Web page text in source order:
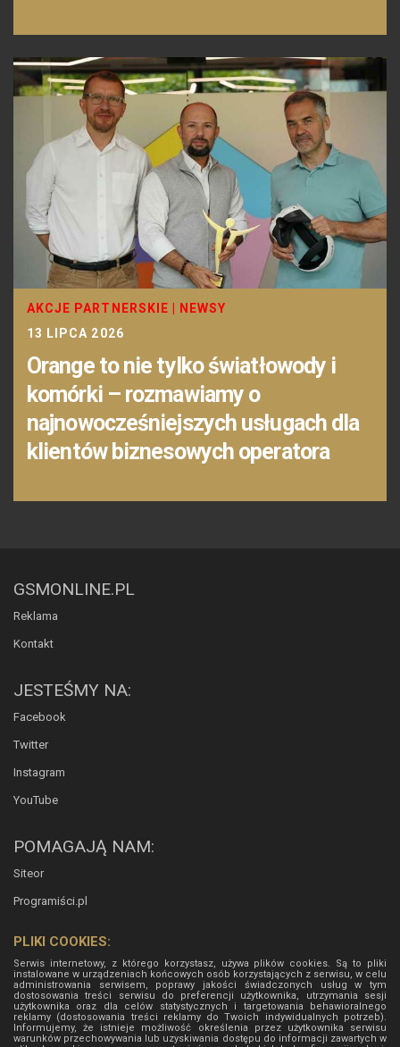
AKCJE PARTNERSKIE
NEWSY
13 LIPCA 2026
Orange to nie tylko światłowody i
komórki – rozmawiamy o
najnowocześniejszych usługach dla
klientów biznesowych operatora
GSMONLINE.PL
Reklama
Kontakt
JESTEŚMY NA:
Facebook
Twitter
Instagram
YouTube
POMAGAJĄ NAM:
Siteor
Programiści.pl
PLIKI COOKIES:
Serwis internetowy, z którego korzystasz, używa plików cookies. Są to pliki
instalowane w urządzeniach końcowych osób korzystających z serwisu, w celu
administrowania serwisem, poprawy jakości świadczonych usług w tym
dostosowania treści serwisu do preferencji użytkownika, utrzymania sesji
użytkownika oraz dla celów statystycznych i targetowania behawioralnego
reklamy (dostosowania treści reklamy do Twoich indywidualnych potrzeb).
Informujemy, że istnieje możliwość określenia przez użytkownika serwisu
warunków przechowywania lub uzyskiwania dostępu do informacji zawartych w